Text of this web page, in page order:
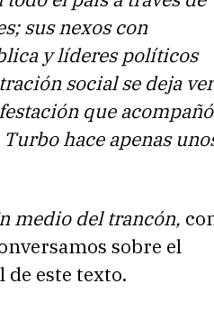
sus nexos con
y líderes políticos
social se deja ver
que acompañó
hace apenas
medio del trancón,
sobre el
este texto.